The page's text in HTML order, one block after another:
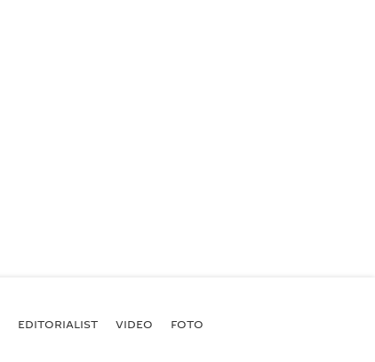
EDITORIALIST VIDEO FOTO